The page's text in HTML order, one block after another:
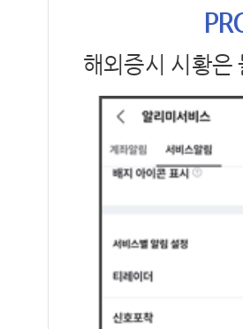
해외증시 시황